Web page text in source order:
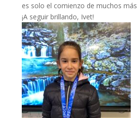
es solo el comienzo de muchos
¡A seguir brillando, Ivet!